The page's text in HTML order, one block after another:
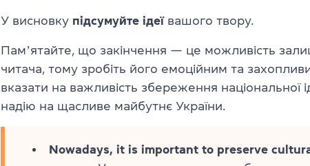
У висновку підсумуйте ідеївашого твору.
Памʼятайте, що закінчення — це можливість
читача, тому зробіть його емоційним та
вказати на важливість збереження національної
надію на щасливе майбутнє України.
Nowadays, it is important to preserve